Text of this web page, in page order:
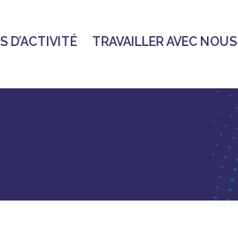
D’ACTIVITÉ TRAVAILLER AVEC NOUS